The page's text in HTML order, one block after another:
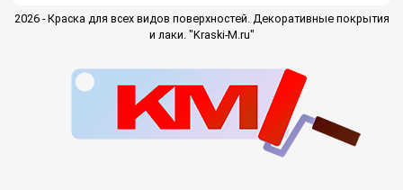
2026 - Краска для всех видов поверхностей. Декоративные покрытия
и лаки. "Kraski-M.ru"